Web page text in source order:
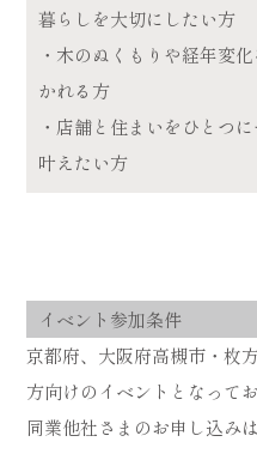
暮らしを大切にしたい方
・木のぬくもりや経年変
かれる方
・店舗と住まいをひとつ
叶えたい方
イベント参加条件
京都府、大阪府高槻市・枚
方向けのイベントとなってお
同業他社さまのお申し込み